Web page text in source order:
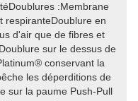
:Membrane
respiranteDoublure en
d'air que de fibres et
sur le dessus de
conservant la
les déperditions de
sur la paume Push-Pull